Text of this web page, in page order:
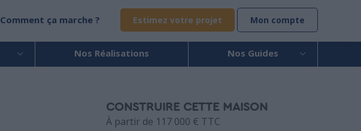
Comment ça marche ? Estimez votre projet Mon compte
Nos Réalisations Nos Guides
CONSTRUIRE CETTE MAISON
À partir de 117 000 € TTC